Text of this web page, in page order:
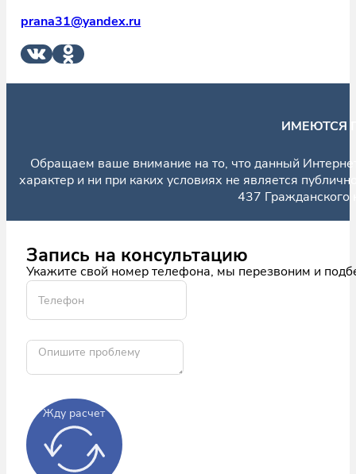
prana31@yandex.ru
ИМЕЮТСЯ
Обращаем ваше внимание на то, что данный
характер и ни при каких условиях не является
437 Гражданского
Запись на консультацию
Укажите свой номер телефона, мы перезвоним и
Жду расчет